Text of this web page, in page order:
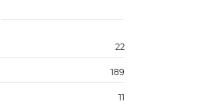
22
189
11